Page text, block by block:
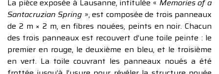
La pièce exposée à Lausanne, intitulée « Memories of a
Santacruzian Spring », est composée de trois panneaux
de 2 m × 2 m, en fibres nouées, peints en noir. Chacun
des trois panneaux est recouvert d’une toile peinte : le
premier en rouge, le deuxième en bleu, et le troisième
en vert. La toile couvrant les panneaux noués a été